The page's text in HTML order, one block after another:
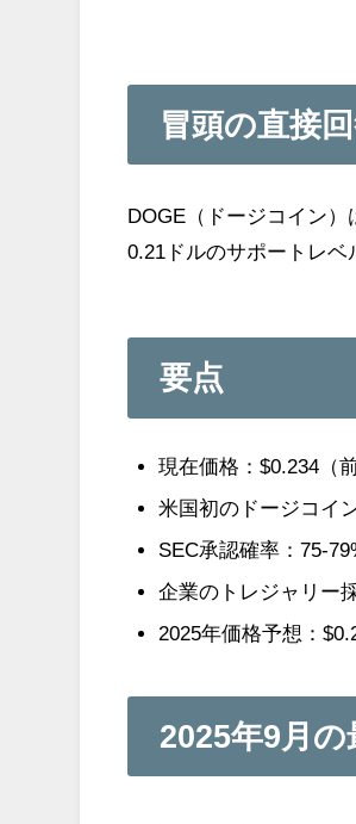
冒頭の直接
DOGE（ドージコイン）
0.21ドルのサポートレベ
要点
現在価格：$0.234（
米国初のドージコイ
SEC承認確率：75-
企業のトレジャリー
2025年価格予想：
2025年9月の